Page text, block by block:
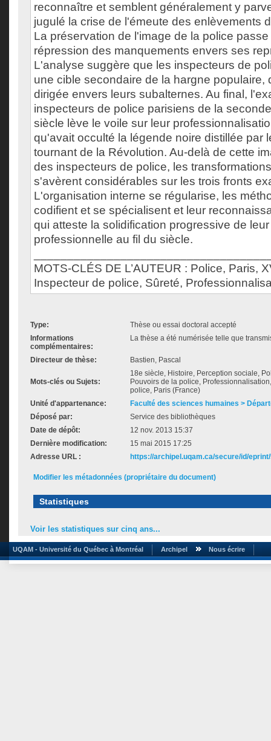
reconnaître et semblent généralement y
jugulé la crise de l'émeute des enlèvements
La préservation de l'image de la police
répression des manquements envers ses
L'analyse suggère que les inspecteurs de
une cible secondaire de la hargne populaire,
dirigée envers leurs subalternes. Au final,
inspecteurs de police parisiens de la
siècle lève le voile sur leur
qu'avait occulté la légende noire distillée par
tournant de la Révolution. Au-delà de cette
des inspecteurs de police, les
s'avèrent considérables sur les trois fronts
L'organisation interne se régularise, les
codifient et se spécialisent et leur
qui atteste la solidification progressive de
professionnelle au fil du siècle.
MOTS-CLÉS DE L’AUTEUR : Police, Paris,
Inspecteur de police, Sûreté,
Type:
Thèse ou essai doctoral accepté
Informations
complémentaires:
La thèse a été numérisée telle que
Directeur de thèse: Bastien, Pascal
Mots-clés ou Sujets:
18e siècle, Histoire, Perception sociale,
Pouvoirs de la police,
police, Paris (France)
Unité d'appartenance:
Faculté des sciences humaines >
Déposé par:
Service des bibliothèques
Date de dépôt:
12 nov. 2013 15:37
Dernière modification:
15 mai 2015 17:25
Adresse URL :
https://archipel.uqam.ca/secure/id/
Modifier les métadonnées (propriétaire du document)
Statistiques
Voir les statistiques sur cinq ans...
UQAM - Université du Québec à Montréal Archipel Nous écrire